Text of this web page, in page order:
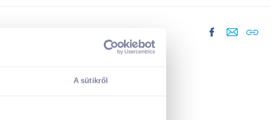
A sütikről